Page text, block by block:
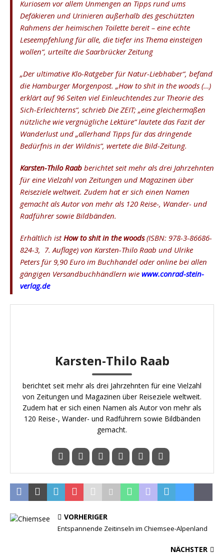
Kuriosem vor allem Unmengen an Tipps rund ums
Defäkieren und Urinieren außerhalb des geschützten
Rahmens der heimischen Toilette bereit – eine echte
Leseempfehlung für alle, die tiefer ins Thema einsteigen
wollen“, urteilte die Saarbrücker Zeitung
„Der ultimative Klo-Ratgeber für Natur-Liebhaber“, befand
die Hamburger Morgenpost. „How to shit in the woods (…)
erklärt auf 96 Seiten viel Einleuchtendes zur Theorie des
Sich-Erleichterns“, schrieb Die ZEIT; „eine gleichermaßen
nützliche wie vergnügliche Lektüre“ lautete das Fazit der
Wanderlust und „allerhand Tipps für das dringende
Bedürfnis in der Wildnis“, wertete die Bild-Zeitung.
Karsten-Thilo Raab berichtet seit mehr als drei Jahrzehnten
für eine Vielzahl von Zeitungen und Magazinen über
Reiseziele weltweit. Zudem hat er sich einen Namen
gemacht als Autor von mehr als 120 Reise-, Wander- und
Radführer sowie Bildbänden.
Erhältlich istHow to shit in the woods(ISBN: 978-3-86686-
824-3, 7. Auflage) von Karsten-Thilo Raab und Ulrike
Peters für 9,90 Euro im Buchhandel oder online bei allen
gängigen Versandbuchhändlern wie www.conrad-stein-
verlag.de
Karsten-Thilo Raab
berichtet seit mehr als drei Jahrzehnten für eine Vielzahl
von Zeitungen und Magazinen über Reiseziele weltweit.
Zudem hat er sich einen Namen als Autor von mehr als
120 Reise-, Wander- und Radführern sowie Bildbänden
gemacht.
VORHERIGER
Entspannende Zeitinseln im Chiemsee-Alpenland
NÄCHSTER